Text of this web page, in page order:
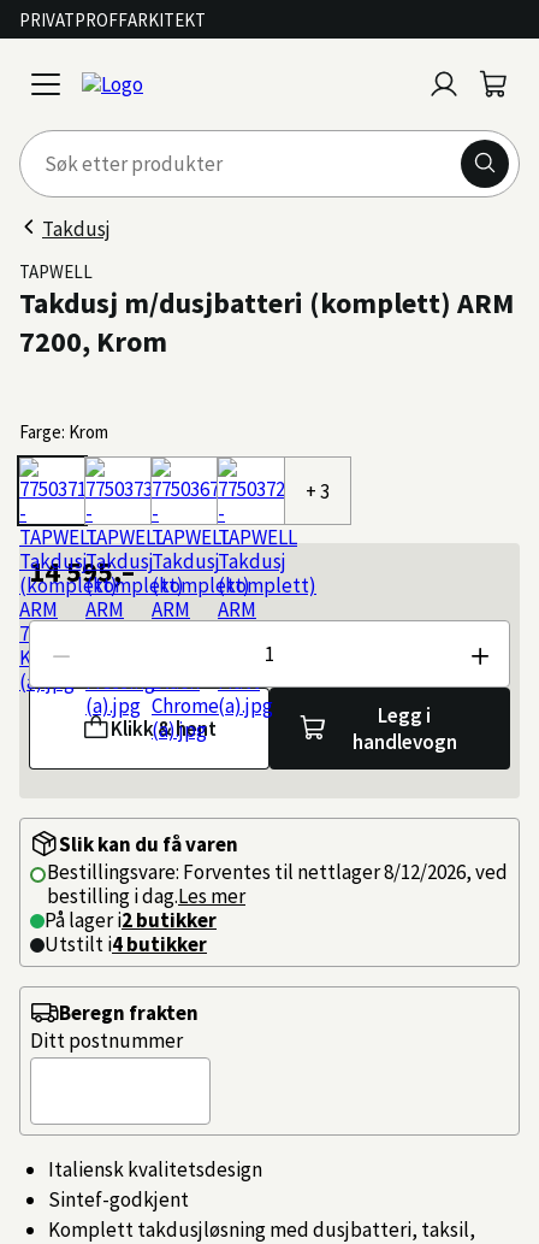
PRIVATPROFFARKITEKT
open
menu
inn
Takdusj
TAPWELL
Takdusj m/dusjbatteri (komplett) ARM
7200, Krom
Farge: Krom
+ 3
14 595,–
Antall
Klikk & hent
Legg i
handlevogn
Slik kan du få varen
Bestillingsvare: Forventes til nettlager 8/12/2026, ved
bestilling i dag.Les mer
På lager i2 butikker
Utstilt i4butikker
Italiensk kvalitetsdesign
Sintef-godkjent
Komplett takdusjløsning med dusjbatteri, taksil,
Beregn frakten
Ditt postnummer